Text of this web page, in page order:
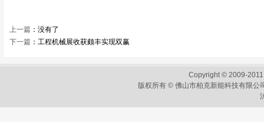
上一篇 ：没有了
下一篇 ： 工程机械展收获颇丰实现双赢
Copyright © 2009-
版权所有 © 佛山市柏克新能科技有限